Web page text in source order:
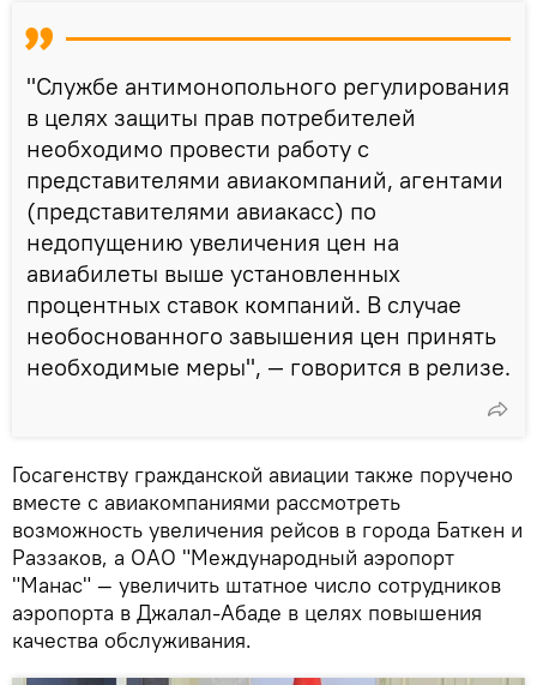
"Службе антимонопольного регулирования
в целях защиты прав потребителей
необходимо провести работу с
представителями авиакомпаний, агентами
(представителями авиакасс) по
недопущению увеличения цен на
авиабилеты выше установленных
процентных ставок компаний. В случае
необоснованного завышения цен принять
необходимые меры", — говорится в релизе.
Госагенству гражданской авиации также поручено
вместе с авиакомпаниями рассмотреть
возможность увеличения рейсов в города Баткен и
Раззаков, а ОАО "Международный аэропорт
"Манас" — увеличить штатное число сотрудников
аэропорта в Джалал-Абаде в целях повышения
качества обслуживания.